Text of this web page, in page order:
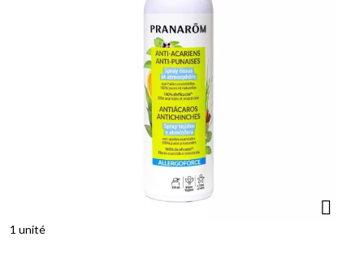
1 unité